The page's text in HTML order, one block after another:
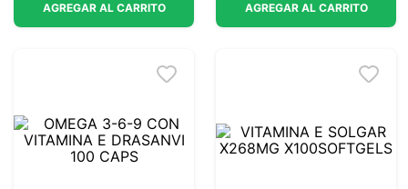
AGREGAR AL CARRITO AGREGAR AL CARRITO